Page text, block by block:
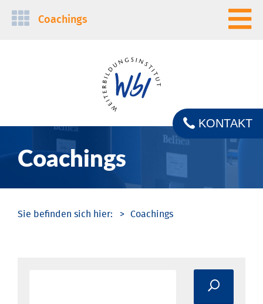
Navigation
Coachings
Coachings
KONTAKT
Coachings